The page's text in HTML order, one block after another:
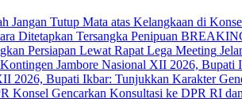
2026, Bupati Ikbar: Tunjukkan Karakter